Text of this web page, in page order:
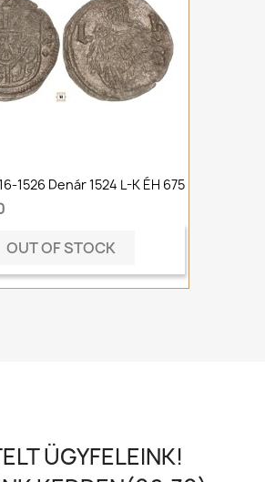
1526 Denár 1524 L-K ÉH 675
OUT OF STOCK
ÜGYFELEINK!